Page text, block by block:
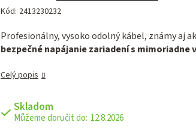
hodnotenie
je
0,0
hviezdičiek.
Kód: 2413230232
Profesionálny, vysoko odolný kábel, známy aj
bezpečné napájanie zariadení s mimoriadne
Celý popis
Skladom
12.8.2026